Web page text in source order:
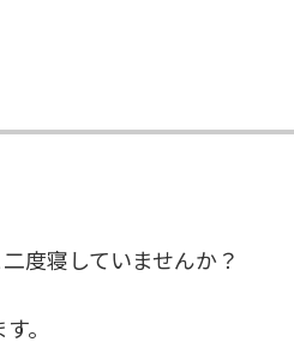
度寝していませんか？
。